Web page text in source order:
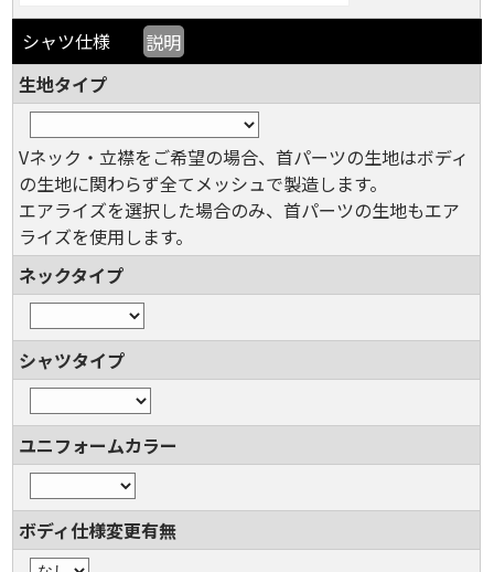
シャツ仕様
説明
生地タイプ
Vネック・立襟をご希望の場合、首パーツの生地はボディ
の生地に関わらず全てメッシュで製造します。
エアライズを選択した場合のみ、首パーツの生地もエア
ライズを使用します。
ネックタイプ
シャツタイプ
ユニフォームカラー
ボディ仕様変更有無